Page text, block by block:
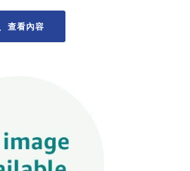
查看內容